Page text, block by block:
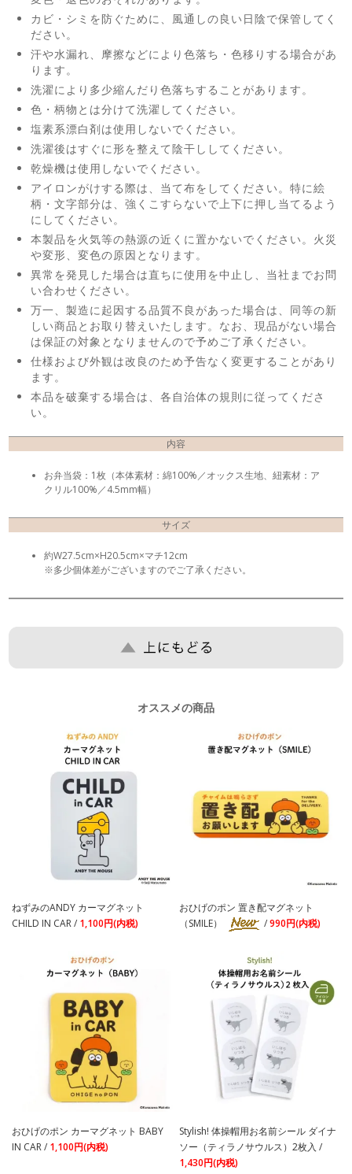
カビ・シミを防ぐために、風通しの良い日陰で保管してく
ださい。
汗や水漏れ、摩擦などにより色落ち・色移りする場合があ
ります。
洗濯により多少縮んだり色落ちすることがあります。
色・柄物とは分けて洗濯してください。
塩素系漂白剤は使用しないでください。
洗濯後はすぐに形を整えて陰干ししてください。
乾燥機は使用しないでください。
アイロンがけする際は、当て布をしてください。特に絵
柄・文字部分は、強くこすらないで上下に押し当てるよう
にしてください。
本製品を火気等の熱源の近くに置かないでください。火災
や変形、変色の原因となります。
異常を発見した場合は直ちに使用を中止し、当社までお問
い合わせください。
万一、製造に起因する品質不良があった場合は、同等の新
しい商品とお取り替えいたします。なお、現品がない場合
は保証の対象となりませんので予めご了承ください。
仕様および外観は改良のため予告なく変更することがあり
ます。
本品を破棄する場合は、各自治体の規則に従ってくださ
い。
内容
お弁当袋：1枚（本体素材：綿100%／オックス生地、紐素材：ア
クリル100%／4.5mm幅）
サイズ
約W27.5cm×H20.5cm×マチ12cm
※多少個体差がございますのでご了承ください。
オススメの商品
ねずみのANDY カーマグネット
CHILD IN CAR / 1,100円(内税)
おひげのポン 置き配マグネット
（SMILE）
/990円(内税)
おひげのポン カーマグネット BABY
IN CAR / 1,100円(内税)
Stylish! 体操帽用お名前シール ダイナ
ソー（ティラノサウルス）2枚入 /
1,430円(内税)